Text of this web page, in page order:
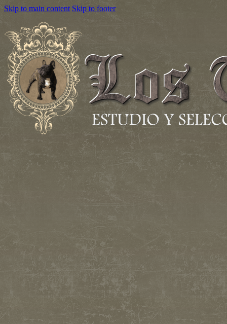
Skip to main content Skip to footer